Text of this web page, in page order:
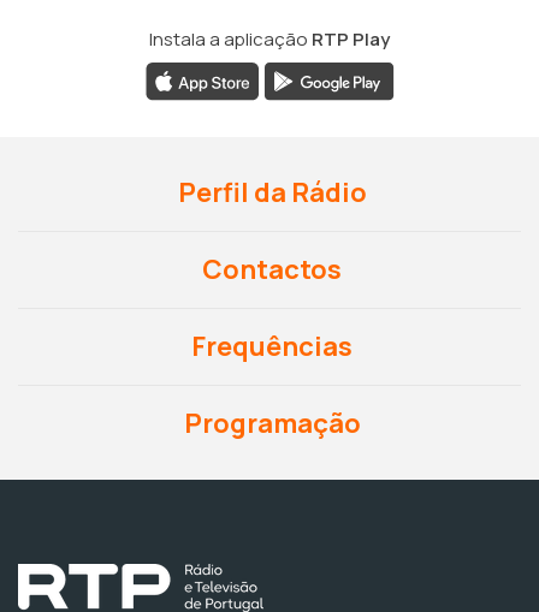
Instala a aplicação RTP Play
Perfil da Rádio
Contactos
Frequências
Programação